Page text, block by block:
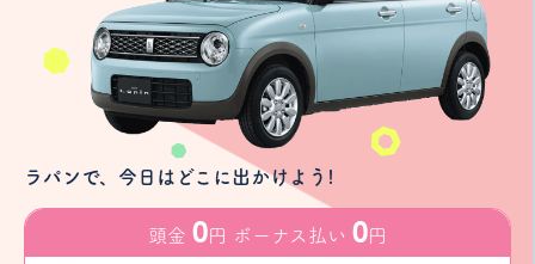
ラパンで、今日はどこに出かけよう!
頭金 0円 ボーナス払い 0円